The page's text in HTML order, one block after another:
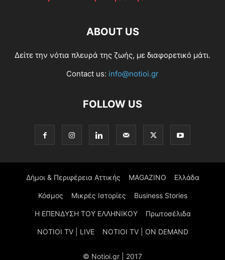
ABOUT US
Δείτε την νότια πλευρά της ζωής, με διαφορετικό μάτι.
Contact us: info@notioi.gr
FOLLOW US
Δήμοι & Περιφέρεια Αττικής MAGAZINO Ελλάδα
Κόσμος Μικρές Ιστορίες Business Stories
Η ΕΠΕΝΔΥΣΗ ΤΟΥ ΕΛΛΗΝΙΚΟΥ Πρωτοσέλιδα
NOTIOI TV | LIVE NOTIOI TV | ON DEMAND
© Notioi.gr | 2017